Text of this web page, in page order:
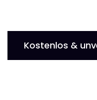
Kostenlos &